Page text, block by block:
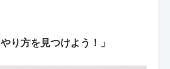
り方を見つけよう！」